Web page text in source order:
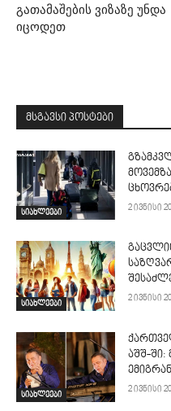
გათამაშების ვიზაზე უნდა
იცოდეთ
მსგავსი პოსტები
სიახლეები
2 ივნისი
სიახლეები
2 ივნისი
სიახლეები
აშშ-ში:
2 ივნისი